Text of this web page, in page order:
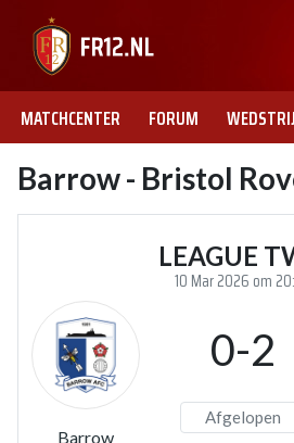
MATCHCENTER FORUM
Barrow - Bristol
LEAGUE
10 Mar 2026 om
Barrow
0-2
Afgelopen